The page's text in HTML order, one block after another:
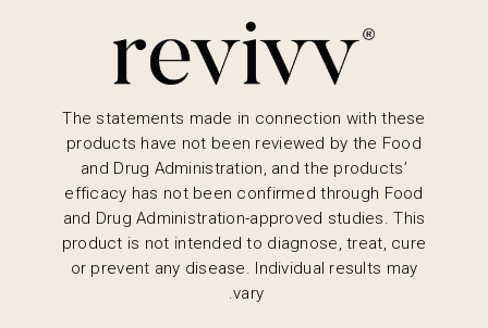
The statements made in connection with these
products have not been reviewed by the Food
and Drug Administration, and the products’
efficacy has not been confirmed through Food
and Drug Administration-approved studies. This
product is not intended to diagnose, treat, cure
or prevent any disease. Individual results may
vary.